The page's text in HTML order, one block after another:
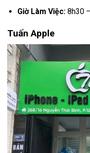
Giờ Làm Việc: 8h30
Tuấn Apple